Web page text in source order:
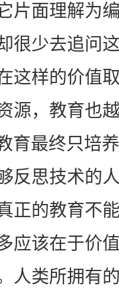
片面理解为
很少去追问
这样的价值
源，教育也
育最终只培
反思技术的
正的教育不
应该在于价
人类所拥有